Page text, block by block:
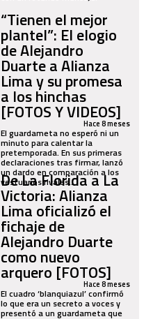
“Tienen el mejor
plantel”: El elogio
de Alejandro
Duarte a Alianza
Lima y su promesa
a los hinchas
[FOTOS Y VIDEOS]
Hace 8 meses
El guardameta no esperó ni un
minuto para calentar la
pretemporada. En sus primeras
declaraciones tras firmar, lanzó
un dardo en comparación a los
vestuarios rivales...
De La Florida a La
Victoria: Alianza
Lima oficializó el
fichaje de
Alejandro Duarte
como nuevo
arquero [FOTOS]
Hace 8 meses
El cuadro ‘blanquiazul’ confirmó
lo que era un secreto a voces y
presentó a un guardameta que